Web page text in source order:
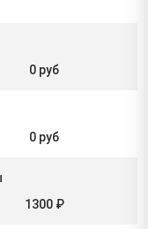
0 руб
0 руб
1300 ₽